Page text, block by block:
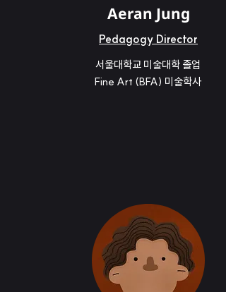
Aeran Jung
Pedagogy Director
서울대학교 미술대학 졸업
Fine Art (BFA) 미술학사